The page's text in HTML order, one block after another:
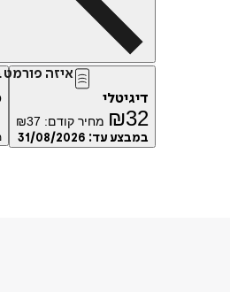
איזה
דיגיטלי
₪32 מחיר קודם: ₪37
במבצע עד: 31/08/2026